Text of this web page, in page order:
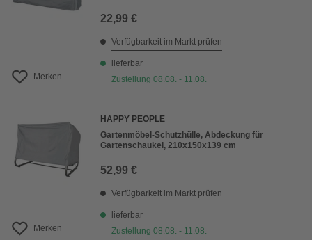
Merken
22,99 €
Verfügbarkeit im Markt prüfen
lieferbar
Zustellung 08.08. - 11.08.
Merken
HAPPY PEOPLE
Gartenmöbel-Schutzhülle, Abdeckung für
Gartenschaukel, 210x150x139 cm
52,99 €
Verfügbarkeit im Markt prüfen
lieferbar
Zustellung 08.08. - 11.08.